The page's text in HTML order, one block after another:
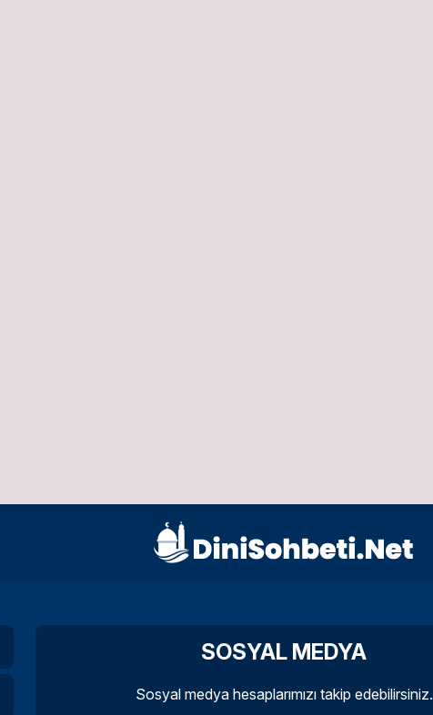
SOSYAL MEDYA
Sosyal medya hesaplarımızı takip edebilirsiniz.